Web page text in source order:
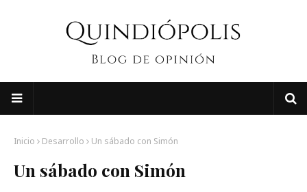
Inicio Desarrollo Un sábado con Simón
Un sábado con Simón